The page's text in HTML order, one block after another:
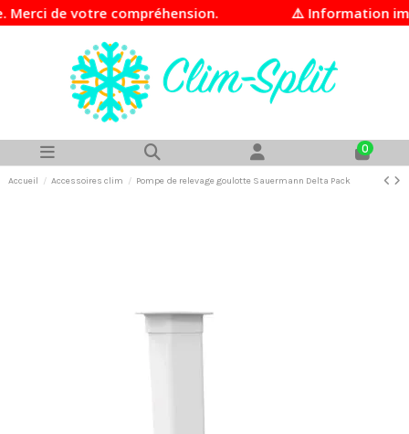
de votre compréhension. ⚠️ Information
0
Accueil Accessoires clim Pompe de relevage goulotte Sauermann Delta Pack